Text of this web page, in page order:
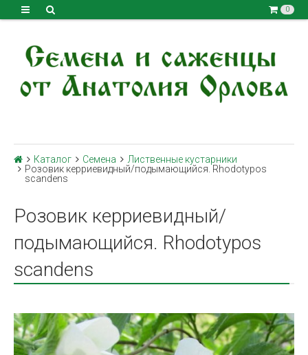
0
Каталог Семена
Лиственные кустарники
Розовик керриевидный/подымающийся. Rhodotypos
scandens
Розовик керриевидный/
подымающийся. Rhodotypos
scandens